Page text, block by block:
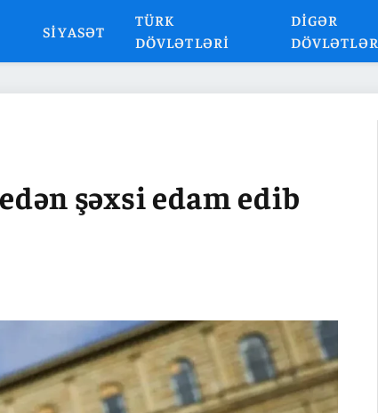
SIYASƏT
TÜRK
DÖVLƏTLƏRI
DIGƏR
DÖVLƏTLƏR
şəxsi edam edib